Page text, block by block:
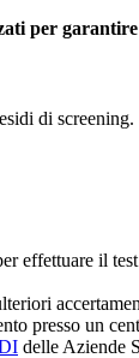
per
di screening.
effettuare il
presso un
delle Aziende